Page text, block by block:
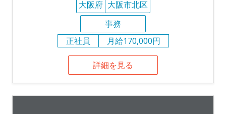
大阪府 大阪市北区
事務
正社員
月給170,000円
詳細を見る